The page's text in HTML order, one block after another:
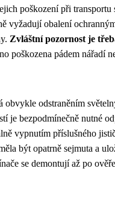
poškození při transportu
vyžadují obalení
Zvláštní pozornost je
poškozena pádem nářadí
odstraněním
je bezpodmínečně nutné
vypnutím příslušného
být opatrně sejmuta a
se demontují až po